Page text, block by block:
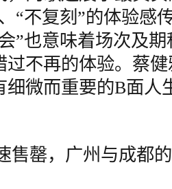
“不复刻”的体验感
”也意味着场次及
过不再的体验。蔡
细微而重要的B面人
售罄，广州与成都